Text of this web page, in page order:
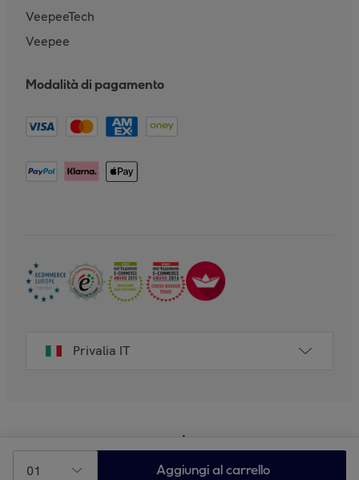
01 Aggiungi al carrello
VeepeeTech
Veepee
Modalità di pagamento
Privalia IT